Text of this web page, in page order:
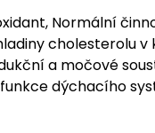
Normální
cholesterolu v
a močové
dýchacího